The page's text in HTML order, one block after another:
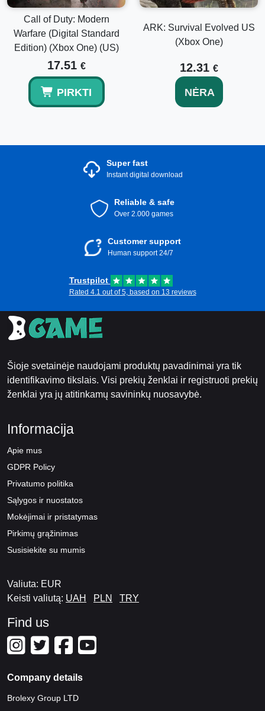
Call of Duty: Modern
Warfare (Digital Standard
Edition) (Xbox One) (US)
17.51 €
PIRKTI
ARK: Survival Evolved US
(Xbox One)
12.31 €
NĖRA
Super fast
Instant digital download
Reliable & safe
Over 2.000 games
Customer support
Human support 24/7
Trustpilot
Rated 4.1 out of 5, based on 13 reviews
Šioje svetainėje naudojami produktų pavadinimai yra tik
identifikavimo tikslais. Visi prekių ženklai ir registruoti prekių
ženklai yra jų atitinkamų savininkų nuosavybė.
Informacija
Apie mus
GDPR Policy
Privatumo politika
Sąlygos ir nuostatos
Mokėjimai ir pristatymas
Pirkimų grąžinimas
Susisiekite su mumis
Valiuta: EUR
Keisti valiutą: UAH PLN TRY
Find us
Company details
Brolexy Group LTD